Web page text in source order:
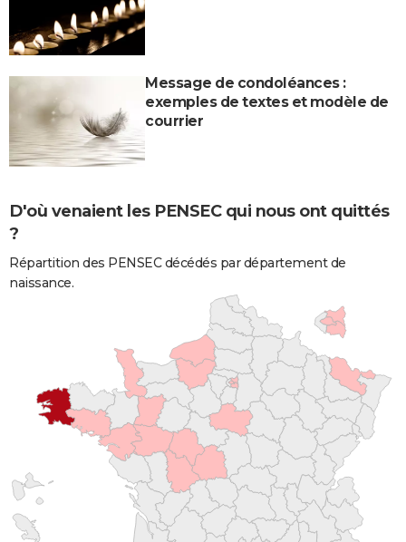
Message de condoléances :
exemples de textes et modèle de
courrier
D'où venaient les PENSEC qui nous ont quittés
?
Répartition des PENSEC décédés par département de
naissance.